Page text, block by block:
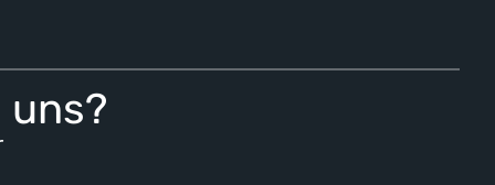
uns?